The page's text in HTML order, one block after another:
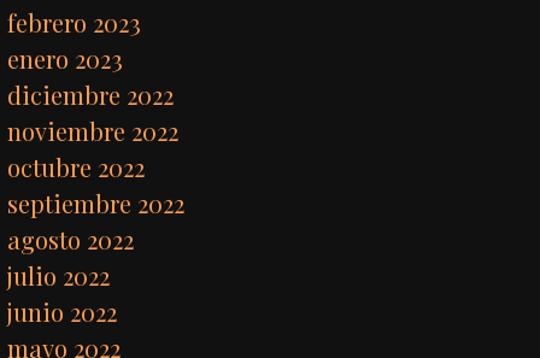
febrero 2023
enero 2023
diciembre 2022
noviembre 2022
octubre 2022
septiembre 2022
agosto 2022
julio 2022
junio 2022
mayo 2022